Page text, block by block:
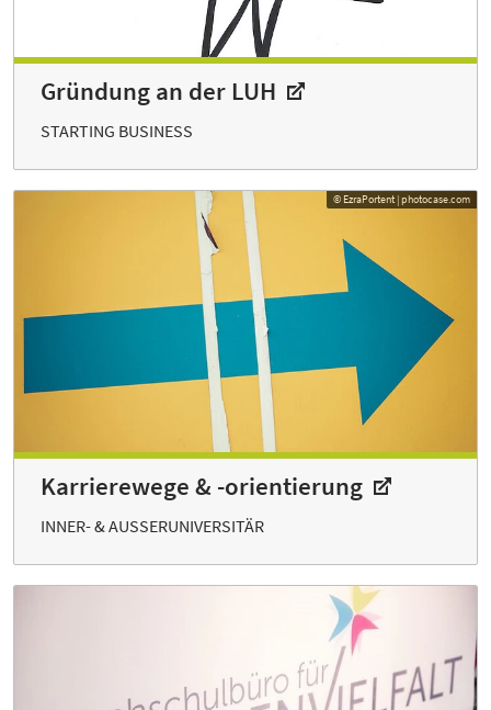
Gründung an der LUH
STARTING BUSINESS
© EzraPortent | photocase.com
Karrierewege & -orientierung
INNER- & AUSSERUNIVERSITÄR